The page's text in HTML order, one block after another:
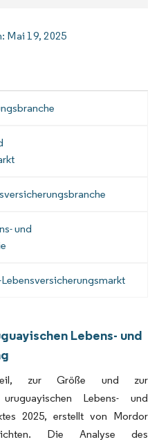
Mai 19, 2025
und
Lebens- und
zur Größe und zur
Lebens- und
2025, erstellt von Mordor
Die Analyse des